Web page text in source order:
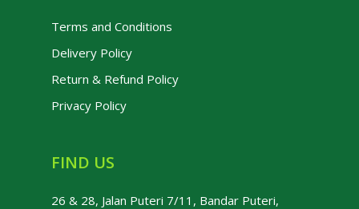
Terms and Conditions
Delivery Policy
Return & Refund Policy
Privacy Policy
FIND US
26 & 28, Jalan Puteri 7/11, Bandar Puteri,